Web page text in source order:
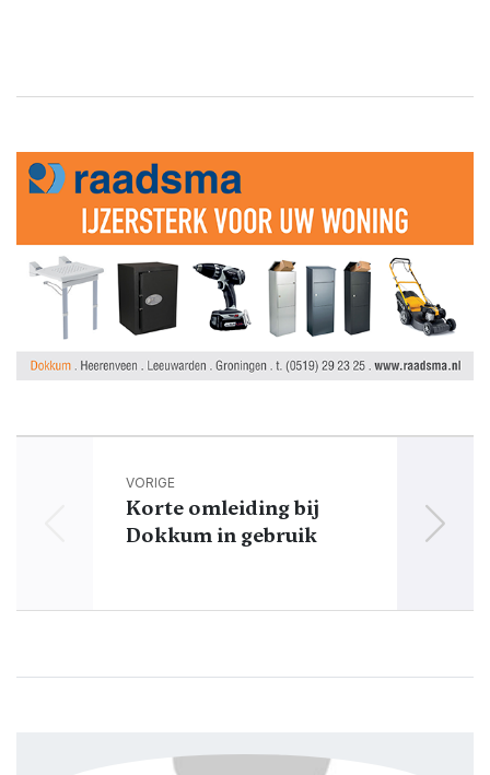
VORIGE
Korte omleiding bij
Dokkum in gebruik